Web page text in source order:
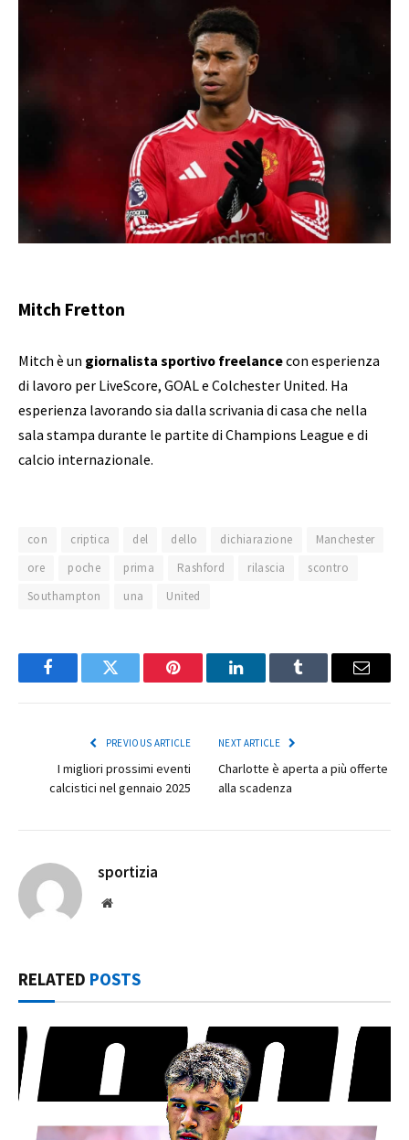
Mitch Fretton
Mitch è un giornalista sportivo freelancecon esperienza
di lavoro per LiveScore, GOAL e Colchester United. Ha
esperienza lavorando sia dalla scrivania di casa che nella
sala stampa durante le partite di Champions League e di
calcio internazionale.
con criptica del dello dichiarazione
Manchester
ore
poche prima Rashford rilascia
scontro
Southampton
una United
FacebookTwitter Pinterest LinkedInTumblr Email
PREVIOUS ARTICLE
I migliori prossimi eventi
calcistici nel gennaio 2025
NEXT ARTICLE
Charlotte è aperta a più offerte
alla scadenza
sportizia
Website
RELATED POSTS